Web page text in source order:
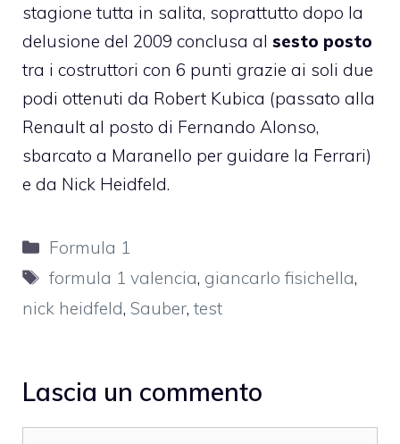
stagione tutta in salita, soprattutto dopo la
delusione del 2009 conclusa al sesto posto
tra i costruttori con 6 punti grazie ai soli due
podi ottenuti da Robert Kubica (passato alla
Renault al posto di Fernando Alonso,
sbarcato a Maranello per guidare la Ferrari)
e da Nick Heidfeld.
Categorie
Formula 1
Tag
formula 1 valencia, giancarlo fisichella,
nick heidfeld, Sauber, test
Lascia un commento